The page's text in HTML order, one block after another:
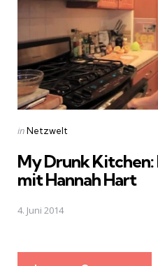
Posted
inNetzwelt
My Drunk
mit Hannah Hart
4. Juni 2014